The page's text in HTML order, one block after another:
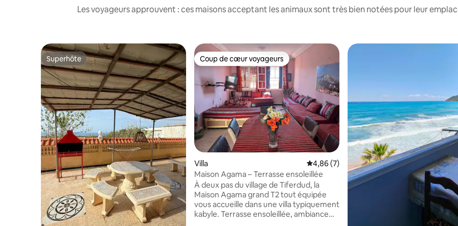
Les voyageurs approuvent : ces maisons acceptant les animaux sont très bien notées pour leur
Superhôte
Superhôte Coup de cœur voyageurs
Coup de cœur voyageurs
Villa Évaluation moyenne sur la base de 7
4,86 (7)
Maison Agama – Terrasse ensoleillée
À deux pas du village de Tiferdud, la
Maison Agama grand T2 tout équipée
vous accueille dans une villa typiquement
kabyle. Terrasse ensoleillée, ambiance